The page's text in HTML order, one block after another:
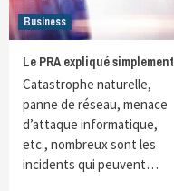
Business
Le PRA expliqué simplement
Catastrophe naturelle,
panne de réseau, menace
d’attaque informatique,
etc., nombreux sont les
incidents qui peuvent…